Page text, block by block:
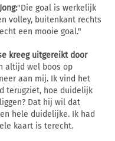
"Die goal is werkelijk
volley, buitenkant rechts
een mooie goal."
kreeg uitgereikt door
altijd wel boos op
aan mij. Ik vind het
terugziet, hoe duidelijk
Dat hij wil dat
hele duidelijke. Ik had
kaart is terecht.